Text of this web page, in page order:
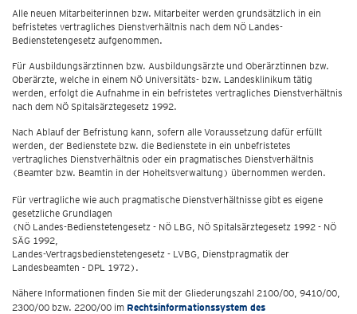
Alle neuen Mitarbeiterinnen bzw. Mitarbeiter werden grundsätzlich in ein
befristetes vertragliches Dienstverhältnis nach dem NÖ Landes-
Bedienstetengesetz aufgenommen.
Für Ausbildungsärztinnen bzw. Ausbildungsärzte und Oberärztinnen bzw.
Oberärzte, welche in einem NÖ Universitäts- bzw. Landesklinikum tätig
werden, erfolgt die Aufnahme in ein befristetes vertragliches Dienstverhältnis
nach dem NÖ Spitalsärztegesetz 1992.
Nach Ablauf der Befristung kann, sofern alle Voraussetzung dafür erfüllt
werden, der Bedienstete bzw. die Bedienstete in ein unbefristetes
vertragliches Dienstverhältnis oder ein pragmatisches Dienstverhältnis
(Beamter bzw. Beamtin in der Hoheitsverwaltung) übernommen werden.
Für vertragliche wie auch pragmatische Dienstverhältnisse gibt es eigene
gesetzliche Grundlagen
(NÖ Landes-Bedienstetengesetz - NÖ LBG, NÖ Spitalsärztegesetz 1992 - NÖ
SÄG 1992,
Landes-Vertragsbedienstetengesetz - LVBG, Dienstpragmatik der
Landesbeamten - DPL 1972).
Nähere Informationen finden Sie mit der Gliederungszahl 2100/00, 9410/00,
2300/00 bzw. 2200/00 im Rechtsinformationssystem des